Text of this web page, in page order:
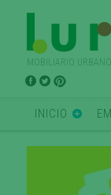
MOBILIARIO
INICIO